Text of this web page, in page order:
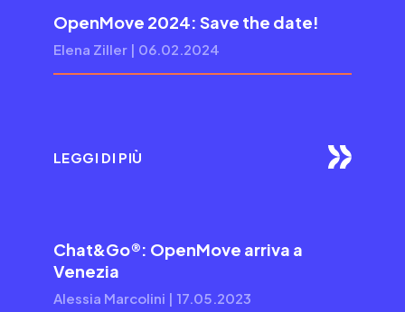
OpenMove 2024: Save the date!
Elena Ziller | 06.02.2024
LEGGI DI PIÙ
Chat&Go®: OpenMove arriva a
Venezia
Alessia Marcolini | 17.05.2023